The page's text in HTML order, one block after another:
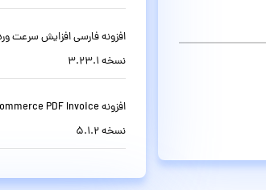
نسخه 3.23.1
نسخه 5.1.2